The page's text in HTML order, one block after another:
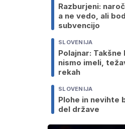
Razburjeni:
a ne vedo, ali
subvencijo
SLOVENIJA
Polajnar:
nismo imeli,
rekah
SLOVENIJA
Plohe in nevihte
del države